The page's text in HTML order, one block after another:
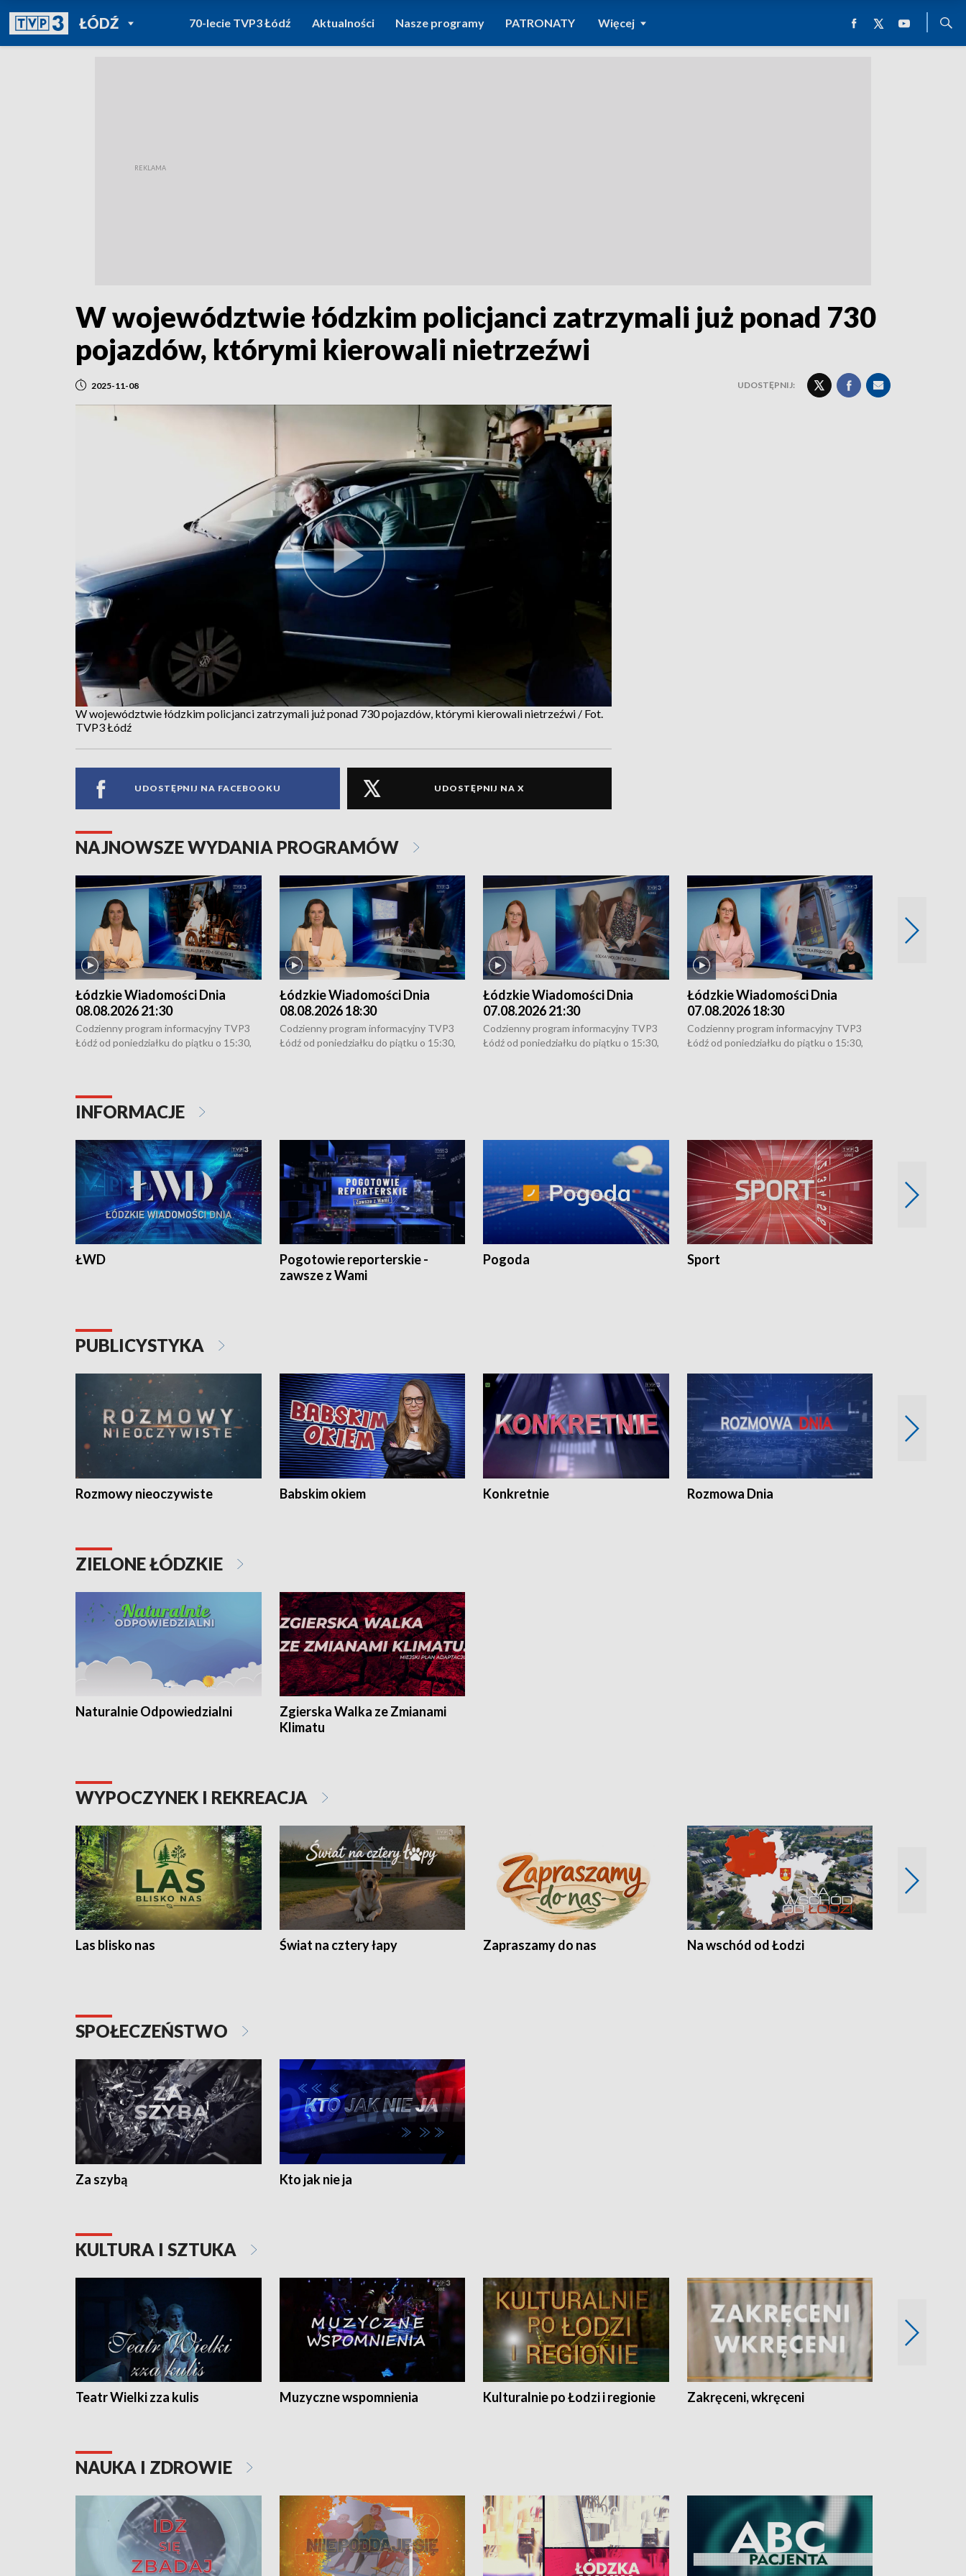
ŁÓDŹPOWRÓT DO
TVP REGIONY
70-lecie TVP3 Łódź Aktualności Nasze programy PATRONATY Więcej
W województwie łódzkim policjanci zatrzymali już ponad 730
pojazdów, którymi kierowali nietrzeźwi
2025-11-08 UDOSTĘPNIJ:
W województwie łódzkim policjanci zatrzymali już ponad 730 pojazdów, którymi kierowali nietrzeźwi / Fot.
TVP3 Łódź
UDOSTĘPNIJ NA FACEBOOKU UDOSTĘPNIJ NA X
NAJNOWSZE WYDANIA PROGRAMÓW
Łódzkie Wiadomości Dnia
08.08.2026 21:30
Codzienny program informacyjny TVP3
Łódź od poniedziałku do piątku o 15:30,
Łódzkie Wiadomości Dnia
08.08.2026 18:30
Codzienny program informacyjny TVP3
Łódź od poniedziałku do piątku o 15:30,
Łódzkie Wiadomości Dnia
07.08.2026 21:30
Codzienny program informacyjny TVP3
Łódź od poniedziałku do piątku o 15:30,
Łódzkie Wiadomości Dnia
07.08.2026 18:30
Codzienny program informacyjny TVP3
Łódź od poniedziałku do piątku o 15:30,
INFORMACJE
ŁWD
Pogotowie reporterskie -
zawsze z Wami
Pogoda Sport
PUBLICYSTYKA
Rozmowy nieoczywiste Babskim okiem Konkretnie Rozmowa Dnia
ZIELONE ŁÓDZKIE
Naturalnie Odpowiedzialni
Zgierska Walka ze Zmianami
Klimatu
WYPOCZYNEK I REKREACJA
Las blisko nas Świat na cztery łapy Zapraszamy do nas Na wschód od Łodzi
SPOŁECZEŃSTWO
Za szybą Kto jak nie ja
KULTURA I SZTUKA
Teatr Wielki zza kulis Muzyczne wspomnienia Kulturalnie po Łodzi i regionie Zakręceni, wkręceni
NAUKA I ZDROWIE